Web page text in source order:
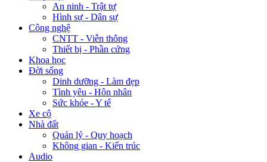
An ninh - Trật tự
Hình sự - Dân sự
Công nghệ
CNTT - Viễn thông
Thiết bị - Phần cứng
Khoa học
Đời sống
Dinh dưỡng - Làm đẹp
Tình yêu - Hôn nhân
Sức khỏe - Y tế
Xe cộ
Nhà đất
Quản lý - Quy hoạch
Không gian - Kiến trúc
Audio